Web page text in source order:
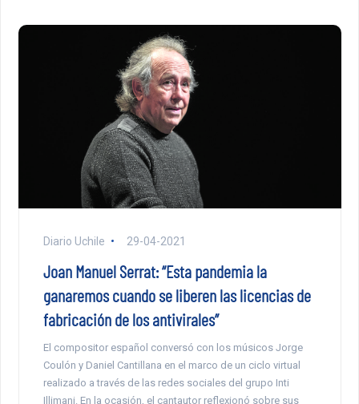
Diario Uchile 29-04-2021
Joan Manuel Serrat: “Esta pandemia la
ganaremos cuando se liberen las licencias de
fabricación de los antivirales”
El compositor español conversó con los músicos Jorge
Coulón y Daniel Cantillana en el marco de un ciclo virtual
realizado a través de las redes sociales del grupo Inti
Illimani. En la ocasión, el cantautor reflexionó sobre sus